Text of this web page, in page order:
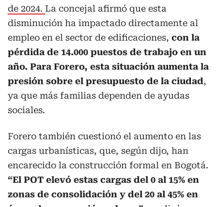
de 2024. La concejal afirmó que esta
disminución ha impactado directamente al
empleo en el sector de edificaciones, con la
pérdida de 14.000 puestos de trabajo en un
año. Para Forero, esta situación aumenta la
presión sobre el presupuesto de la ciudad,
ya que más familias dependen de ayudas
sociales.
Forero también cuestionó el aumento en las
cargas urbanísticas, que, según dijo, han
encarecido la construcción formal en Bogotá.
“El POT elevó estas cargas del 0 al 15% en
zonas de consolidación y del 20 al 45% en